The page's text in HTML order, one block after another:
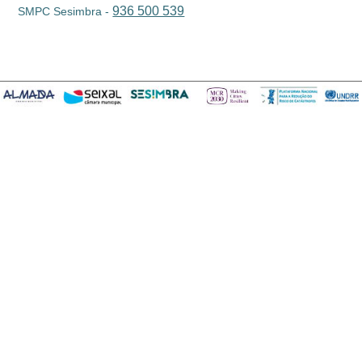
SMPC Sesimbra -936 500 539